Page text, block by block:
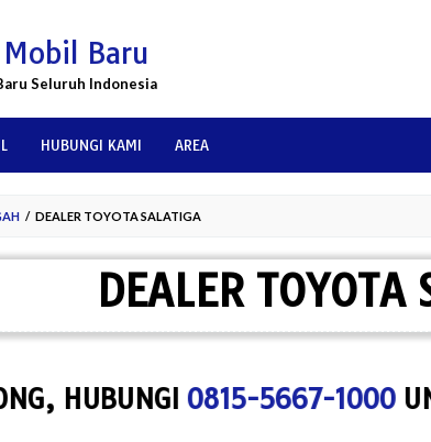
Baru
Seluruh Indonesia
HUBUNGI KAMI AREA
/ DEALER TOYOTA SALATIGA
DEALER TOYOTA
0815-5667-1000UNTUK